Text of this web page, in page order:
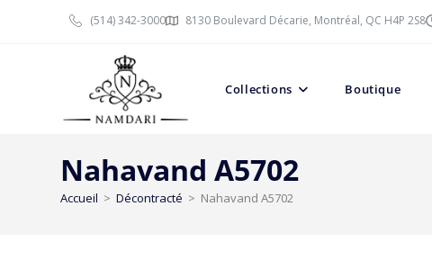
(514) 342-3000 8130 Boulevard Décarie, Montréal, QC H4P 2S8
Collections Boutique
Nahavand A5702
Accueil > Décontracté > Nahavand A5702